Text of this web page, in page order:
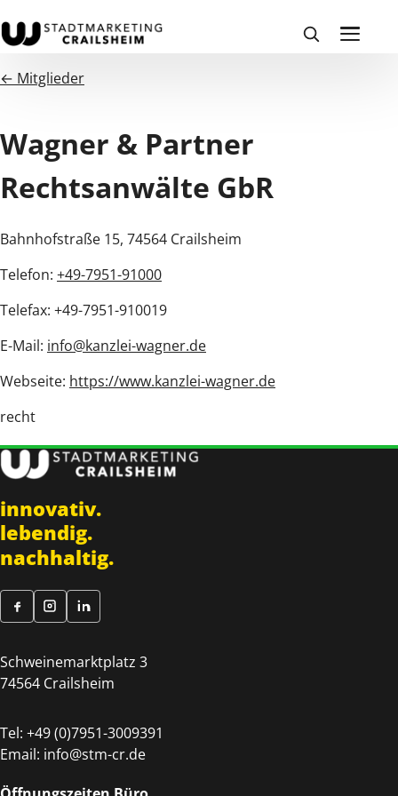
← Mitglieder
Wagner & Partner
Rechtsanwälte GbR
Bahnhofstraße 15, 74564 Crailsheim
Telefon: +49-7951-91000
Telefax: +49-7951-910019
E-Mail: info@kanzlei-wagner.de
Webseite: https://www.kanzlei-wagner.de
recht
innovativ.
lebendig.
nachhaltig.
Schweinemarktplatz 3
74564 Crailsheim
Tel: +49 (0)7951-3009391
Email: info@stm-cr.de